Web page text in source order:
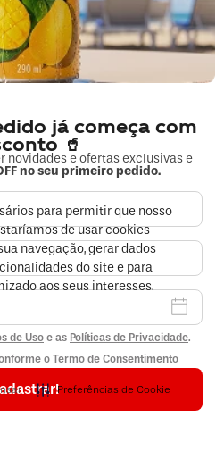
para permitir que nosso
de usar cookies
navegação, gerar dados
do site e para
aos seus interesses.
Preferências de Cookie
já começa com
🥤
novidades e ofertas exclusivas e
no seu primeiro pedido.
de Uso e as Políticas de Privacidade.
o Termo de Consentimento